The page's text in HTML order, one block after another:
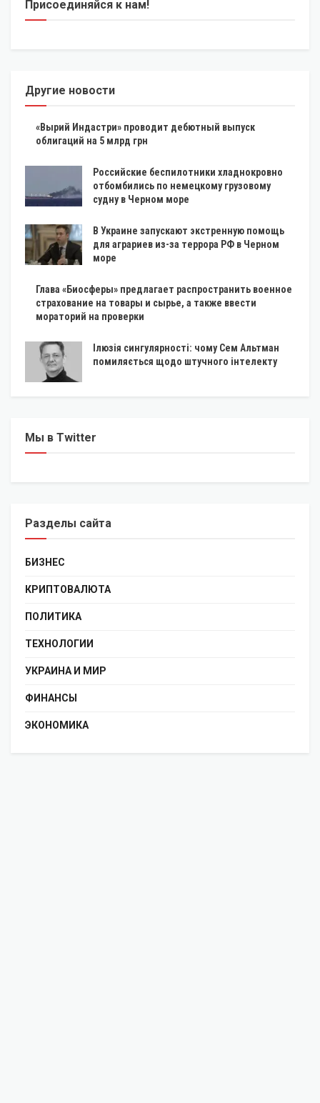
Присоединяйся к нам!
Другие новости
«Вырий Индастри» проводит дебютный выпуск
облигаций на 5 млрд грн
Российские беспилотники хладнокровно
отбомбились по немецкому грузовому
судну в Черном море
В Украине запускают экстренную помощь
для аграриев из-за террора РФ в Черном
море
Глава «Биосферы» предлагает распространить военное
страхование на товары и сырье, а также ввести
мораторий на проверки
Ілюзія сингулярності: чому Сем Альтман
помиляється щодо штучного інтелекту
Мы в Twitter
Разделы сайта
БИЗНЕС
КРИПТОВАЛЮТА
ПОЛИТИКА
ТЕХНОЛОГИИ
УКРАИНА И МИР
ФИНАНСЫ
ЭКОНОМИКА